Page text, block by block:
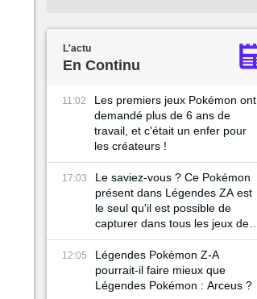
L'actu
En Continu
11:02
Les premiers jeux Pokémon ont
demandé plus de 6 ans de
travail, et c'était un enfer pour
les créateurs !
17:03
Le saviez-vous ? Ce Pokémon
présent dans Légendes ZA est
le seul qu'il est possible de
capturer dans tous les jeux de la
licence !
12:05
Légendes Pokémon Z-A
pourrait-il faire mieux que
Légendes Pokémon : Arceus ?